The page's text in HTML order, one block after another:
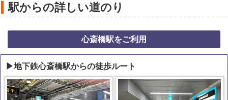
駅からの詳しい道のり
心斎橋駅をご利用
▶地下鉄心斎橋駅からの徒歩ルート